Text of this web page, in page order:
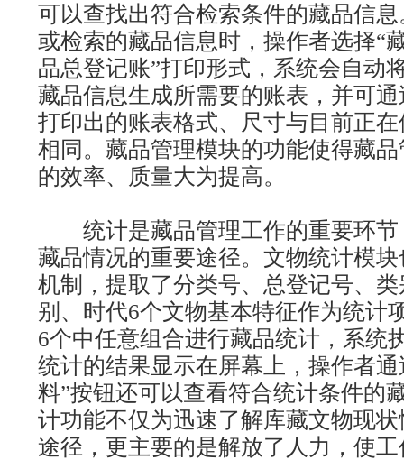
可以查找出符合检索条件的藏品信
或检索的藏品信息时，操作者选择“
品总登记账”打印形式，系统会自动
藏品信息生成所需要的账表，并可
打印出的账表格式、尺寸与目前正
相同。藏品管理模块的功能使得藏
的效率、质量大为提高。
统计是藏品管理工作的重要环节
藏品情况的重要途径。文物统计模
机制，提取了分类号、总登记号、
别、时代6个文物基本特征作为统计
6个中任意组合进行藏品统计，系统
统计的结果显示在屏幕上，操作者
料”按钮还可以查看符合统计条件的
计功能不仅为迅速了解库藏文物现
途径，更主要的是解放了人力，使